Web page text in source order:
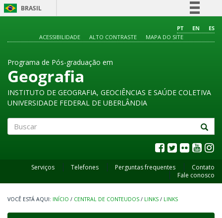
BRASIL
Comunica BR
PT EN
ES
ACESSIBILIDADE
ALTO CONTRASTE MAPA DO SITE
Programa de Pós-graduação em
Geografia
INSTITUTO DE GEOGRAFIA, GEOCIÊNCIAS E SAÚDE COLETIVA
UNIVERSIDADE FEDERAL DE UBERLÂNDIA
Serviços Telefones Perguntas frequentes
Contato
Fale conosco
INÍCIO / CENTRAL DE CONTEUDOS / LINKS / LINKS